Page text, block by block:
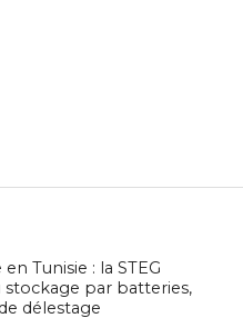
Tunisie : la STEG
stockage par batteries,
délestage